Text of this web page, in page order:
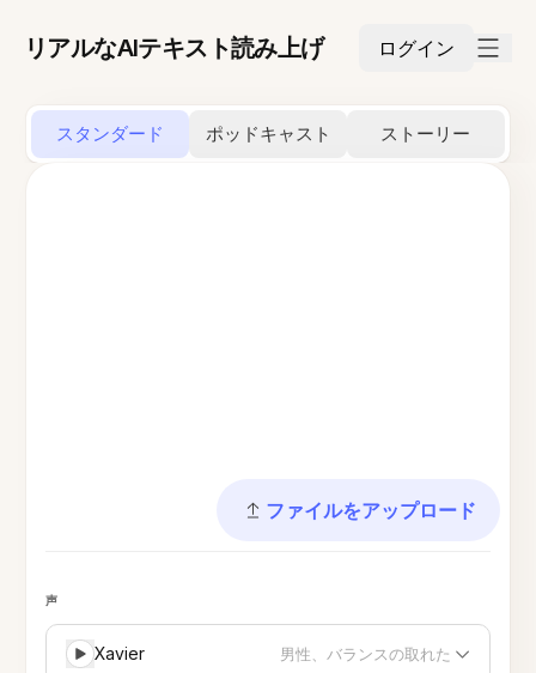
リアルなAIテキスト読み上げ ログイン
スタンダード ポッドキャスト ストーリー
ファイルをアップロード
声
Xavier 男性、バランスの取れた